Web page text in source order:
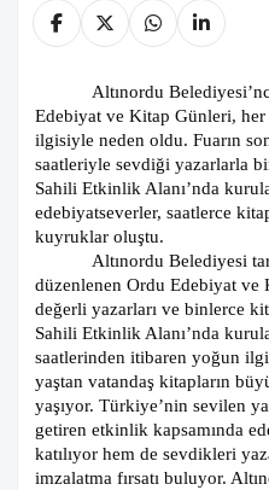
Altınordu
Edebiyat ve Kitap Günleri, her
ilgisiyle neden oldu. Fuarın
saatleriyle sevdiği yazarlarla
Sahili Etkinlik Alanı’nda
edebiyatseverler, saatlerce
kuyruklar oluştu.
Altınordu Belediyesi
düzenlenen Ordu Edebiyat
değerli yazarları ve binlerce
Sahili Etkinlik Alanı’nda
saatlerinden itibaren yoğun
yaştan vatandaş kitapların
yaşıyor. Türkiye’nin sevilen
getiren etkinlik kapsamında
katılıyor hem de sevdikleri
imzalatma fırsatı buluyor.